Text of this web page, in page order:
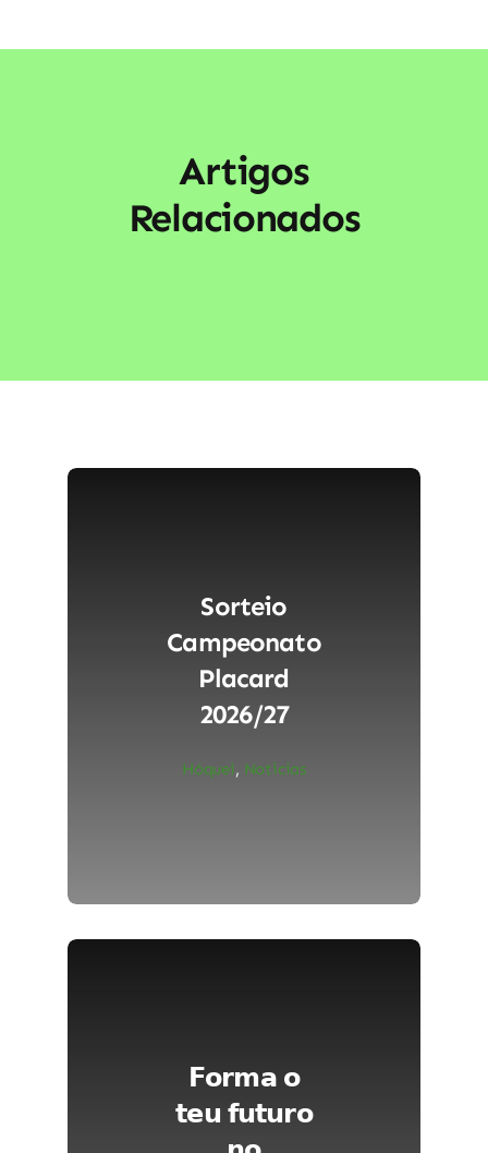
Artigos
Relacionados
Sorteio
Campeonato
Placard
2026/27
Hóquei, Noticias
𝗙𝗼𝗿𝗺𝗮 𝗼
𝘁𝗲𝘂 𝗳𝘂𝘁𝘂𝗿𝗼